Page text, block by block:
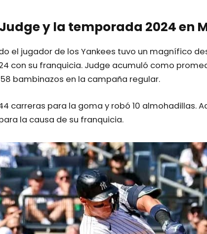
y la temporada 2024 en
el jugador de los Yankees tuvo un magnífico
con su franquicia. Judge acumuló como
bambinazos en la campaña regular.
carreras para la goma y robó 10 almohadillas.
la causa de su franquicia.